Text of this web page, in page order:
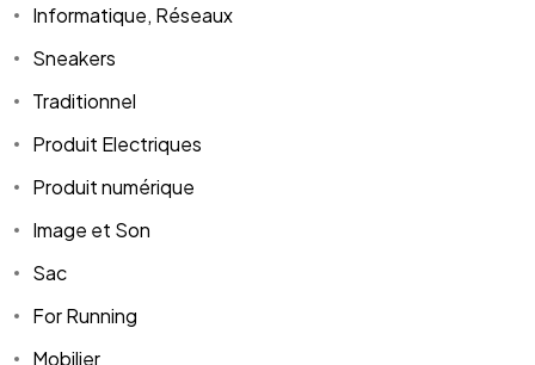
Informatique, Réseaux
Sneakers
Traditionnel
Produit Electriques
Produit numérique
Image et Son
Sac
For Running
Mobilier